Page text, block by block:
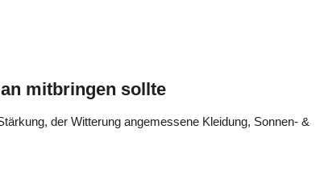
mitbringen sollte
der Witterung angemessene Kleidung, Sonnen- &